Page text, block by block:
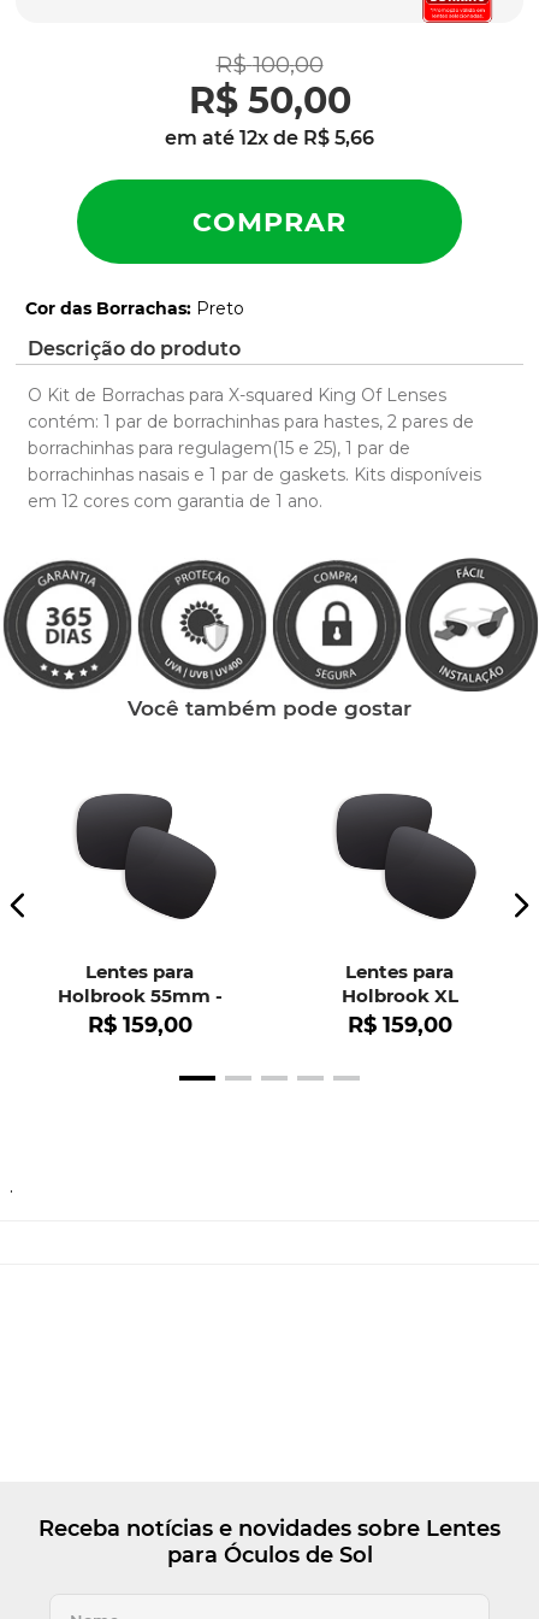
R$ 100,00
R$ 50,00
em até 12x de R$ 5,66
Cor das Borrachas: Preto
Descrição do produto
O Kit de Borrachas para X-squared King Of Lenses
contém: 1 par de borrachinhas para hastes, 2 pares de
borrachinhas para regulagem(15 e 25), 1 par de
borrachinhas nasais e 1 par de gaskets. Kits disponíveis
em 12 cores com garantia de 1 ano.
Você também pode gostar
Lentes para
Holbrook 55mm -
OO9102
R$ 159,00
Lentes para
Holbrook XL
R$ 159,00
.
Receba notícias e novidades sobre Lentes
para Óculos de Sol